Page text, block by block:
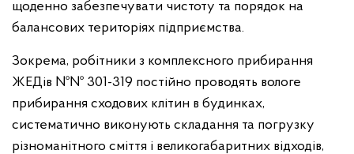
щоденно забезпечувати чистоту та порядок на
балансових територіях підприємства.
Зокрема, робітники з комплексного прибирання
ЖЕДів №№ 301-319 постійно проводять вологе
прибирання сходових клітин в будинках,
систематично виконують складання та погрузку
різноманітного сміття і великогабаритних відходів,